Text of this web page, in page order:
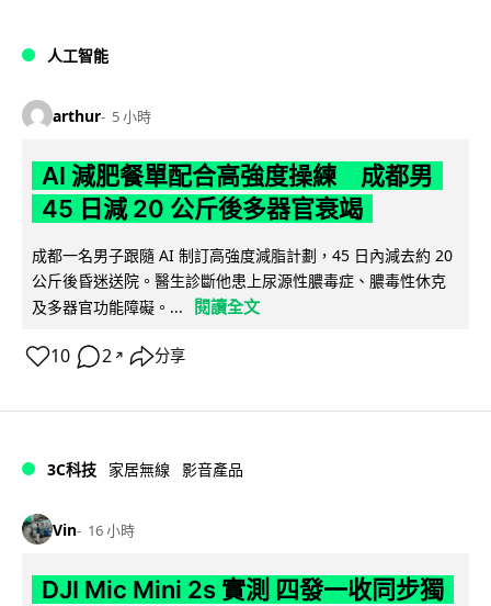
人工智能
arthur 5 小時
AI 減肥餐單配合高強度操練 成都男
45 日減 20 公斤後多器官衰竭
成都一名男子跟隨 AI 制訂高強度減脂計劃，45 日內減去約 20
公斤後昏迷送院。醫生診斷他患上尿源性膿毒症、膿毒性休克
及多器官功能障礙。...
閱讀全文
10 2 ↗ 分享
3C科技 家居無線 影音產品
Vin 16 小時
DJI Mic Mini 2s 實測 四發一收同步獨